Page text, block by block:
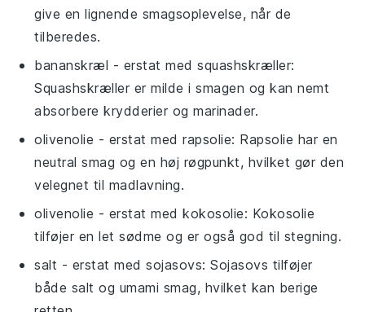
give en lignende smagsoplevelse, når de
tilberedes.
bananskræl - erstat medsquashskræller:
Squashskræller er milde i smagen og kan nemt
absorbere krydderier og marinader.
olivenolie - erstat medrapsolie: Rapsolie har en
neutral smag og en høj røgpunkt, hvilket gør den
velegnet til madlavning.
olivenolie - erstat medkokosolie: Kokosolie
tilføjer en let sødme og er også god til stegning.
salt - erstat medsojasovs: Sojasovs tilføjer
både salt og umami smag, hvilket kan berige